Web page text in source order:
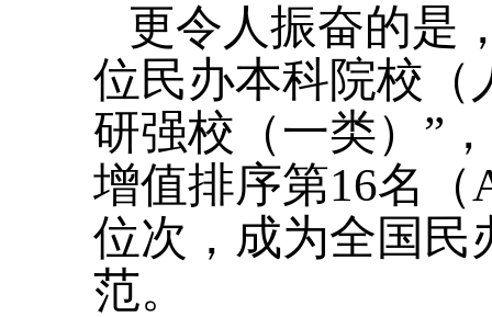
更令人振奋的是
位民办本科院校（
研强校（一类）”
增值排序第16名
位次，成为全国民
范。